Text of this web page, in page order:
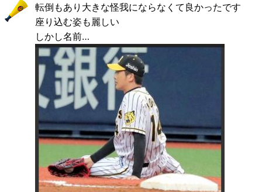
転倒もあり大きな怪我にならなくて良かったです
座り込む姿も麗しい
しかし名前…